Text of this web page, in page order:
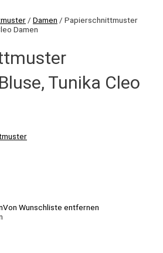
/ Damen / Papierschnittmuster
Damen
Tunika Cleo
Von Wunschliste entfernen